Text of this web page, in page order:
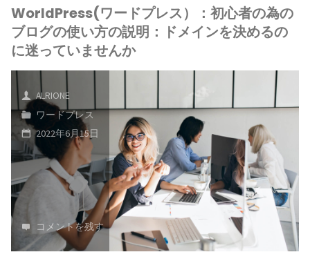
択
し
す。 "
ト
は、
身
の
ブ
ロ
使
い
の
説
明：
下
記
ド
プ
レ
初
心
者
の
為
WorldPress(ワードプレス）：初心者の為の
ブログの使い方の説明：ドメインを決めるの
に迷っていませんか
ALRIONE
ワードプレス
2022年6月15日
コメントを残す